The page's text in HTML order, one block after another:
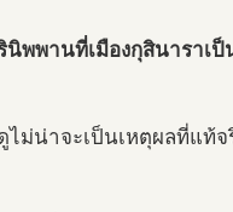
พพานที่เมืองกุสินาราเป็
ม่น่าจะเป็นเหตุผลที่แท้จ